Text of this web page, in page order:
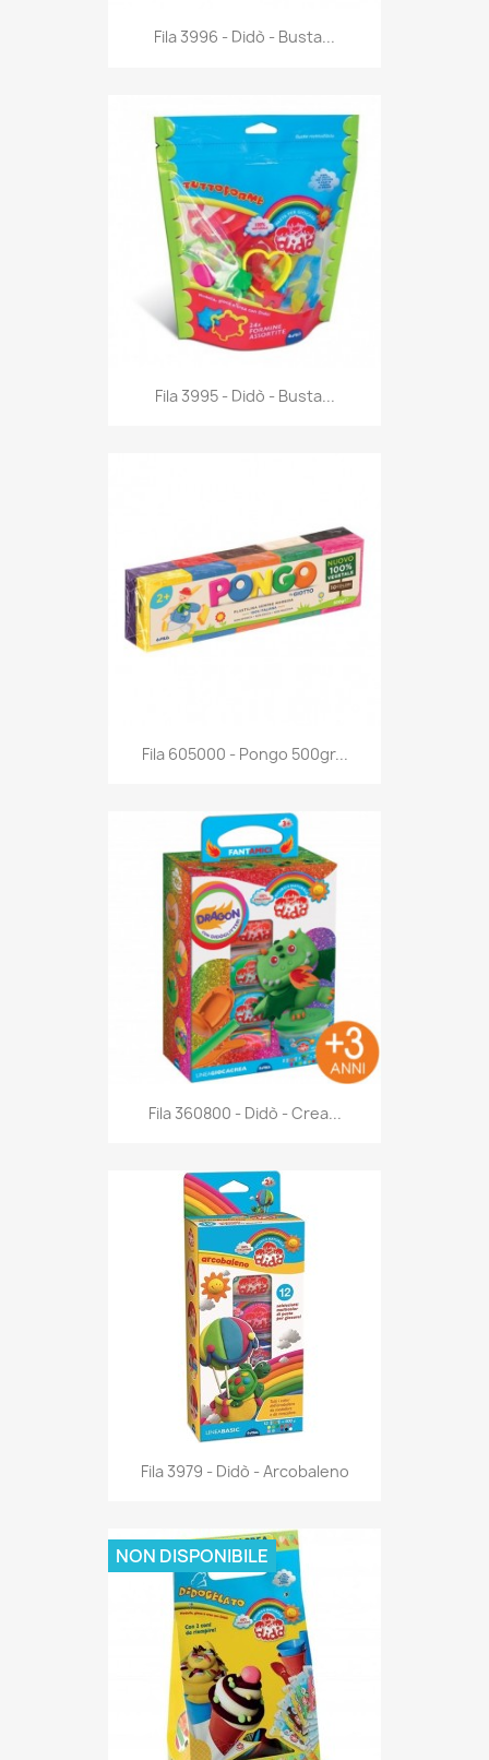
Anteprima
Fila 3996 - Didò - Busta...
Anteprima
Fila 3995 - Didò - Busta...
Anteprima
Fila 605000 - Pongo 500gr...
Anteprima
Fila 360800 - Didò - Crea...
 Anteprima
Fila 3979 - Didò - Arcobaleno
NON DISPONIBILE